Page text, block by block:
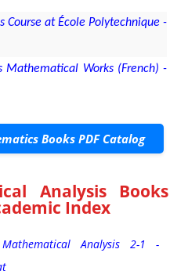
Course at École Polytechnique -
Mathematical Works (French) -
Books PDF Catalog
Analysis Books
Index
Analysis 2-1 -